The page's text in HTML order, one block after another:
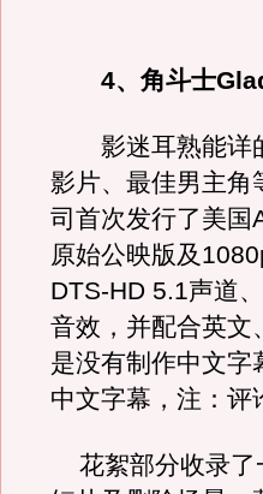
4、角斗士
影迷耳熟能详的
影片、最佳男主角
司首次发行了美国
原始公映版及
DTS-HD 5.1声道
音效，并配合英文
是没有制作中文字
中文字幕，注：评
花絮部分收录了